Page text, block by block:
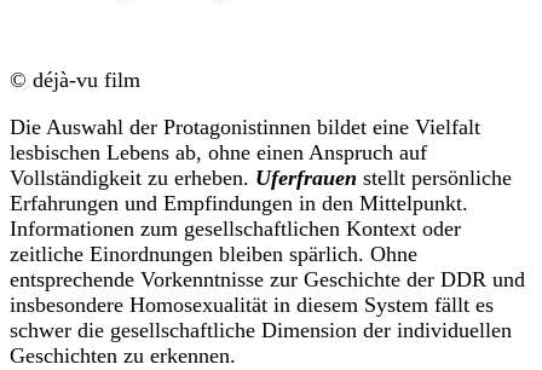
© déjà-vu film
Die Auswahl der Protagonistinnen bildet eine Vielfalt
lesbischen Lebens ab, ohne einen Anspruch auf
Vollständigkeit zu erheben. Uferfrauen stellt persönliche
Erfahrungen und Empfindungen in den Mittelpunkt.
Informationen zum gesellschaftlichen Kontext oder
zeitliche Einordnungen bleiben spärlich. Ohne
entsprechende Vorkenntnisse zur Geschichte der DDR und
insbesondere Homosexualität in diesem System fällt es
schwer die gesellschaftliche Dimension der individuellen
Geschichten zu erkennen.